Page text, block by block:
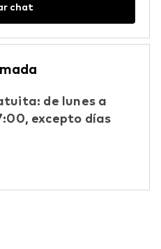
chat
de lunes a
excepto días